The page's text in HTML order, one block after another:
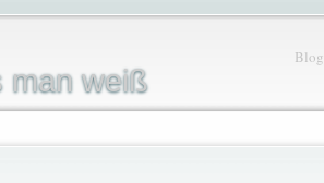
man weiß
Blog